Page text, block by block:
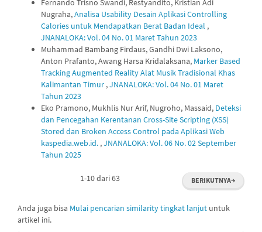
Fernando Trisno Swandi, Restyandito, Kristian Adi
Nugraha,Analisa Usability Desain Aplikasi Controlling
Calories untuk Mendapatkan Berat Badan Ideal ,
JNANALOKA: Vol. 04 No. 01 Maret Tahun 2023
Muhammad Bambang Firdaus, Gandhi Dwi Laksono,
Anton Prafanto, Awang Harsa Kridalaksana, Marker Based
Tracking Augmented Reality Alat Musik Tradisional Khas
Kalimantan Timur ,JNANALOKA: Vol. 04 No. 01 Maret
Tahun 2023
Eko Pramono, Mukhlis Nur Arif, Nugroho, Massaid, Deteksi
dan Pencegahan Kerentanan Cross-Site Scripting (XSS)
Stored dan Broken Access Control pada Aplikasi Web
kaspedia.web.id. ,JNANALOKA: Vol. 06 No. 02 September
Tahun 2025
1-10 dari 63 BERIKUTNYA→
Anda juga bisa Mulai pencarian similarity tingkat lanjut untuk
artikel ini.